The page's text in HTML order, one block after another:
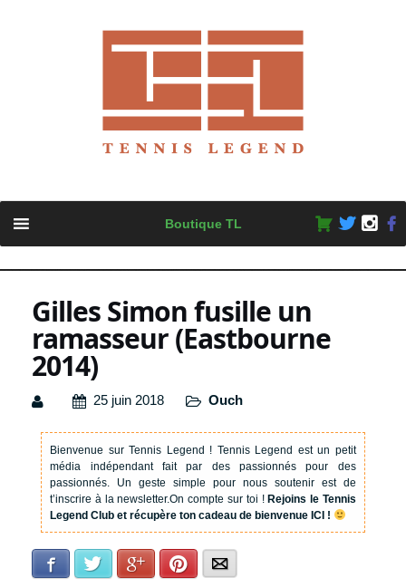
content
Boutique TL
Gilles Simon fusille un
ramasseur (Eastbourne
2014)
25 juin 2018 Ouch
Bienvenue sur Tennis Legend ! Tennis Legend est un petit
média indépendant fait par des passionnés pour des
passionnés. Un geste simple pour nous soutenir est de
t’inscrire à la newsletter.On compte sur toi !Rejoins le Tennis
Legend Club et récupère ton cadeau de bienvenue ICI !
Facebook Twitter Google+Pinterest